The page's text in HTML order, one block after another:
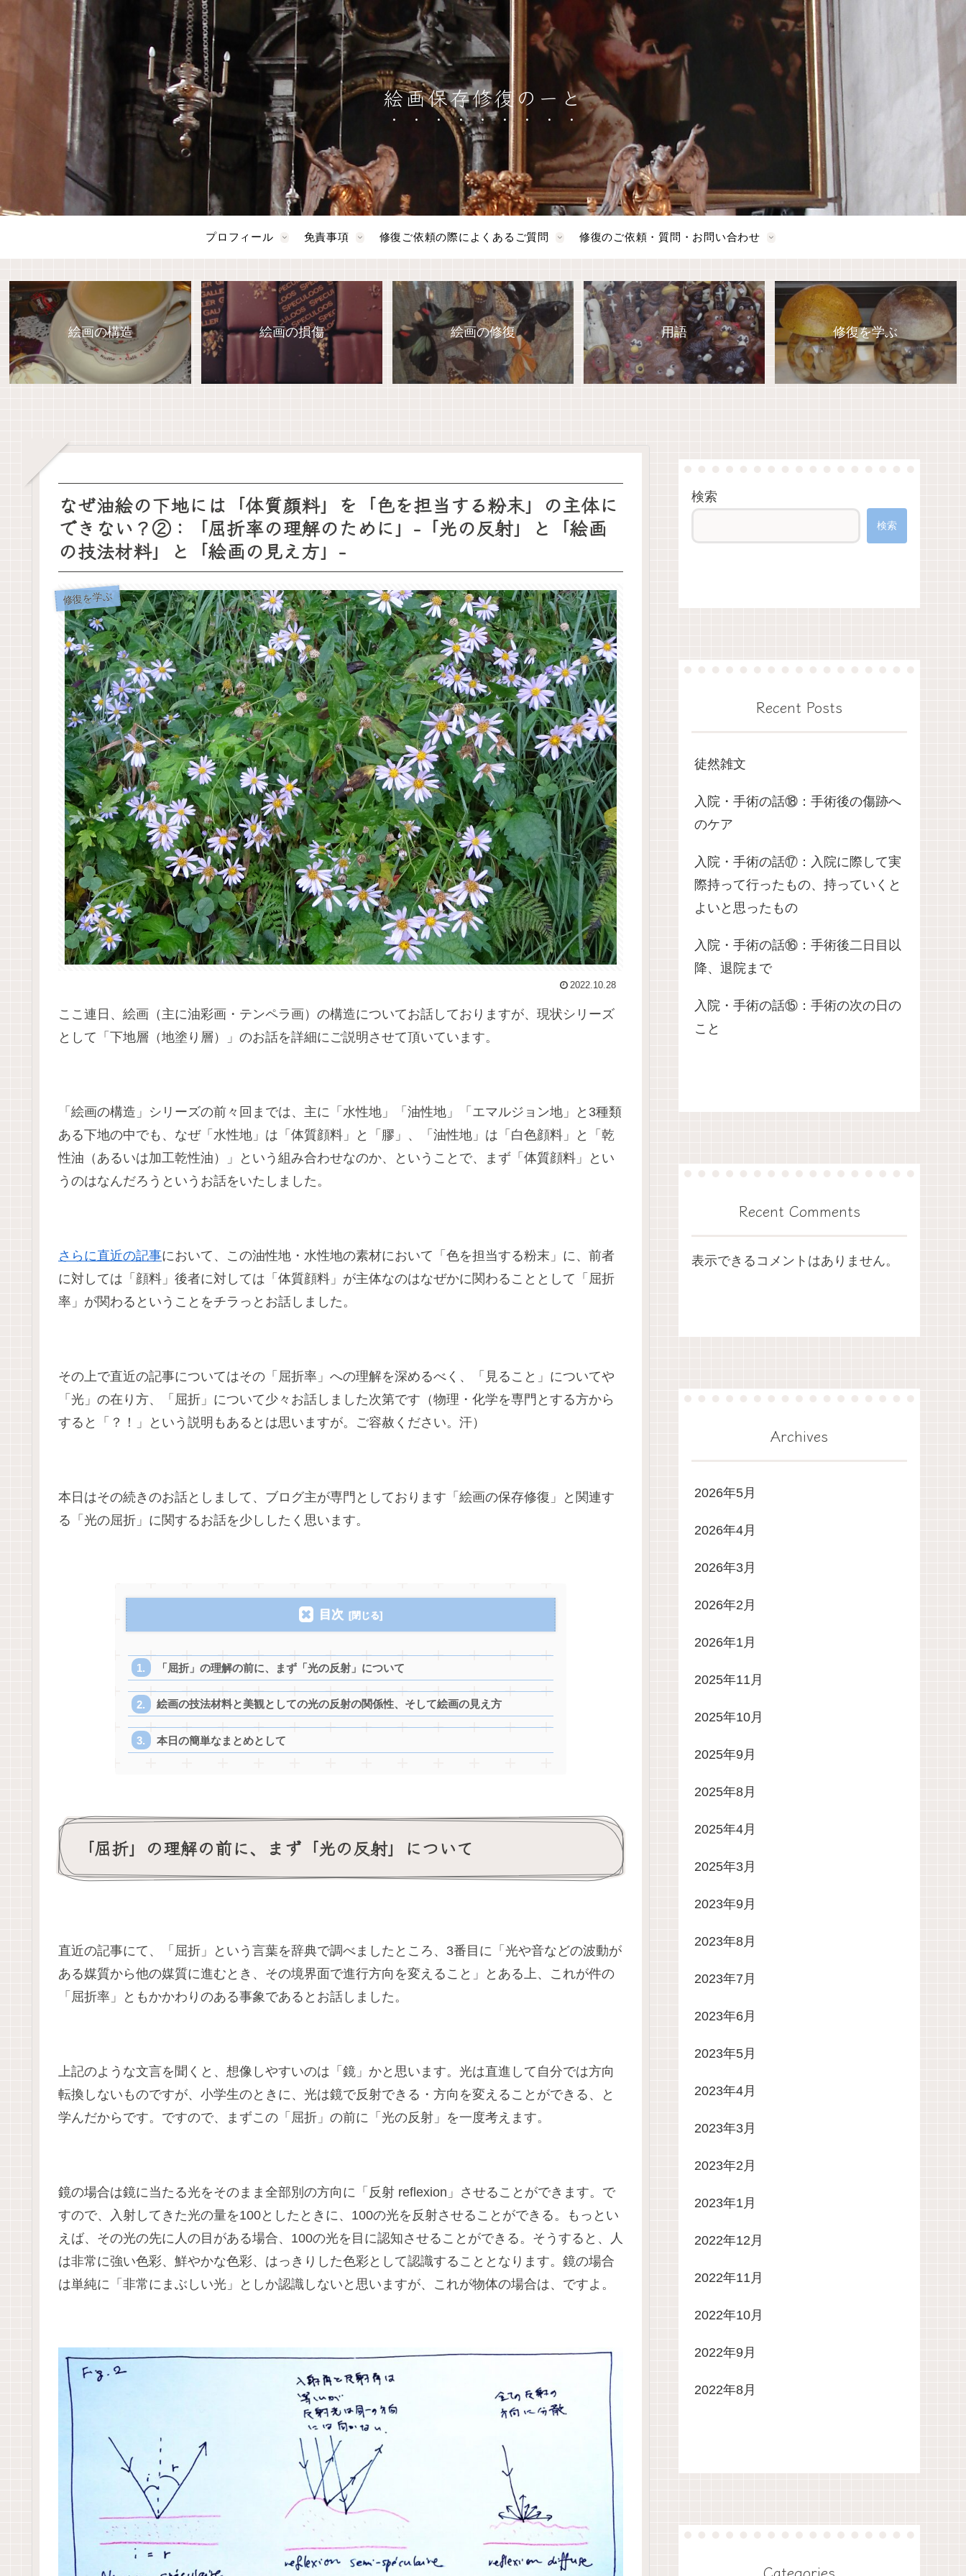
絵画保存修復のーと
プロフィール 免責事項 修復ご依頼の際によくあるご質問 修復のご依頼・質問・お問い合わせ
絵画の構造 絵画の損傷 絵画の修復 用語 修復を学ぶ
なぜ油絵の下地には「体質顔料」を「色を担当する粉末」の主体に
できない？②：「屈折率の理解のために」-「光の反射」と「絵画
の技法材料」と「絵画の見え方」-
修復を学ぶ
2022.10.28
ここ連日、絵画（主に油彩画・テンペラ画）の構造についてお話しておりますが、現状シリーズ
として「下地層（地塗り層）」のお話を詳細にご説明させて頂いています。
「絵画の構造」シリーズの前々回までは、主に「水性地」「油性地」「エマルジョン地」と3種類
ある下地の中でも、なぜ「水性地」は「体質顔料」と「膠」、「油性地」は「白色顔料」と「乾
性油（あるいは加工乾性油）」という組み合わせなのか、ということで、まず「体質顔料」とい
うのはなんだろうというお話をいたしました。
さらに直近の記事において、この油性地・水性地の素材において「色を担当する粉末」に、前者
に対しては「顔料」後者に対しては「体質顔料」が主体なのはなぜかに関わることとして「屈折
率」が関わるということをチラっとお話しました。
その上で直近の記事についてはその「屈折率」への理解を深めるべく、「見ること」についてや
「光」の在り方、「屈折」について少々お話しました次第です（物理・化学を専門とする方から
すると「？！」という説明もあるとは思いますが。ご容赦ください。汗）
本日はその続きのお話としまして、ブログ主が専門としております「絵画の保存修復」と関連す
る「光の屈折」に関するお話を少ししたく思います。
目次
「屈折」の理解の前に、まず「光の反射」について
絵画の技法材料と美観としての光の反射の関係性、そして絵画の見え方
本日の簡単なまとめとして
「屈折」の理解の前に、まず「光の反射」について
直近の記事にて、「屈折」という言葉を辞典で調べましたところ、3番目に「光や音などの波動が
ある媒質から他の媒質に進むとき、その境界面で進行方向を変えること」とある上、これが件の
「屈折率」ともかかわりのある事象であるとお話しました。
上記のような文言を聞くと、想像しやすいのは「鏡」かと思います。光は直進して自分では方向
転換しないものですが、小学生のときに、光は鏡で反射できる・方向を変えることができる、と
学んだからです。ですので、まずこの「屈折」の前に「光の反射」を一度考えます。
鏡の場合は鏡に当たる光をそのまま全部別の方向に「反射 reflexion」させることができます。で
すので、入射してきた光の量を100としたときに、100の光を反射させることができる。もっとい
えば、その光の先に人の目がある場合、100の光を目に認知させることができる。そうすると、人
は非常に強い色彩、鮮やかな色彩、はっきりした色彩として認識することとなります。鏡の場合
は単純に「非常にまぶしい光」としか認識しないと思いますが、これが物体の場合は、ですよ。
検索
検索
Recent Posts
徒然雑文
入院・手術の話⑱：手術後の傷跡へ
のケア
入院・手術の話⑰：入院に際して実
際持って行ったもの、持っていくと
よいと思ったもの
入院・手術の話⑯：手術後二日目以
降、退院まで
入院・手術の話⑮：手術の次の日の
こと
Recent Comments
表示できるコメントはありません。
Archives
2026年5月
2026年4月
2026年3月
2026年2月
2026年1月
2025年11月
2025年10月
2025年9月
2025年8月
2025年4月
2025年3月
2023年9月
2023年8月
2023年7月
2023年6月
2023年5月
2023年4月
2023年3月
2023年2月
2023年1月
2022年12月
2022年11月
2022年10月
2022年9月
2022年8月